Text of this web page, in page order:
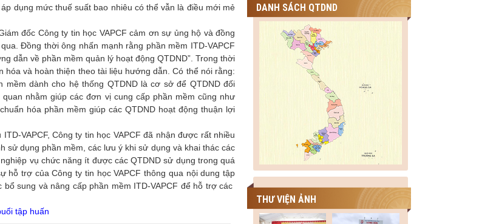
dụng mức thuế suất bao nhiêu có thể vẫn là điều mới mẻ
đốc Công ty tin học VAPCF cảm ơn sự ủng hộ và đồng
Đồng thời ông nhấn mạnh rằng phần mềm ITD-VAPCF
dẫn về phần mềm quản lý hoạt động QTDND”. Trong thời
hóa và hoàn thiện theo tài liệu hướng dẫn. Có thể nói rằng:
dành cho hệ thống QTDND là cơ sở để QTDND đối
nhằm giúp các đơn vị cung cấp phần mềm cũng như
hóa phần mềm giúp các QTDND hoạt động thuận lợi
VAPCF, Công ty tin học VAPCF đã nhận được rất nhiều
sử dụng phần mềm, các lưu ý khi sử dụng và khai thác các
vụ chức năng ít được các QTDND sử dụng trong quá
trợ của Công ty tin học VAPCF thông qua nội dung tập
sung và nâng cấp phần mềm ITD-VAPCF để hỗ trợ các
tập huấn
DANH SÁCH QTDND
THƯ VIỆN ẢNH